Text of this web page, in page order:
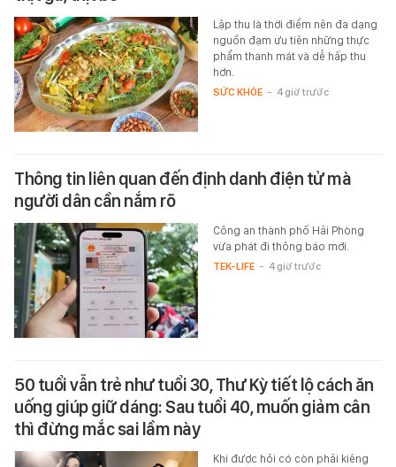
Lập thu là thời điểm nên đa dạng
nguồn đạm ưu tiên những thực
phẩm thanh mát và dễ hấp thu
hơn.
SỨC KHỎE - 4 giờ trước
Thông tin liên quan đến định danh điện tử mà
người dân cần nắm rõ
Công an thành phố Hải Phòng
vừa phát đi thông báo mới.
TEK-LIFE - 4 giờ trước
50 tuổi vẫn trẻ như tuổi 30, Thư Kỳ tiết lộ cách ăn
uống giúp giữ dáng: Sau tuổi 40, muốn giảm cân
thì đừng mắc sai lầm này
Khi được hỏi có còn phải kiêng